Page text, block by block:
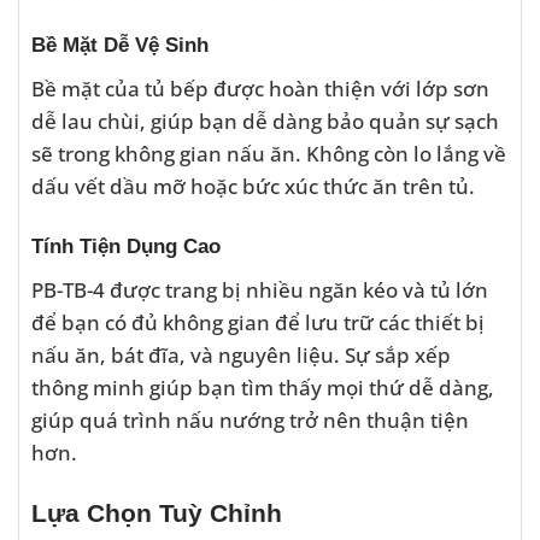
Bề Mặt Dễ Vệ Sinh
Bề mặt của tủ bếp được hoàn thiện với lớp sơn
dễ lau chùi, giúp bạn dễ dàng bảo quản sự sạch
sẽ trong không gian nấu ăn. Không còn lo lắng về
dấu vết dầu mỡ hoặc bức xúc thức ăn trên tủ.
Tính Tiện Dụng Cao
PB-TB-4 được trang bị nhiều ngăn kéo và tủ lớn
để bạn có đủ không gian để lưu trữ các thiết bị
nấu ăn, bát đĩa, và nguyên liệu. Sự sắp xếp
thông minh giúp bạn tìm thấy mọi thứ dễ dàng,
giúp quá trình nấu nướng trở nên thuận tiện
hơn.
Lựa Chọn Tuỳ Chỉnh